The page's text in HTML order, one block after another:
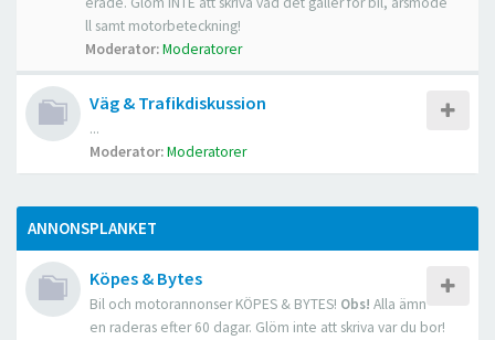
ll samt motorbeteckning!
Moderator:Moderatorer
Väg & Trafikdiskussion
...
Moderator:Moderatorer
ANNONSPLANKET
Köpes & Bytes
Bil och motorannonser KÖPES & BYTES! Obs! Alla ämn
en raderas efter 60 dagar. Glöm inte att skriva var du bor!